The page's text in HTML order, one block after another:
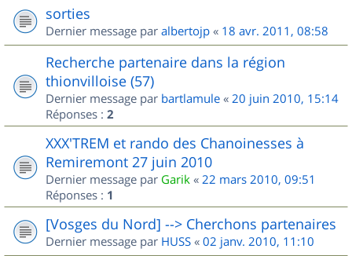
sorties
Dernier message par albertojp « 18 avr. 2011, 08:58
Recherche partenaire dans la région
thionvilloise (57)
Dernier message par bartlamule « 20 juin 2010, 15:14
Réponses : 2
XXX'TREM et rando des Chanoinesses à
Remiremont 27 juin 2010
Dernier message par Garik « 22 mars 2010, 09:51
Réponses : 1
[Vosges du Nord] --> Cherchons partenaires
Dernier message par HUSS « 02 janv. 2010, 11:10